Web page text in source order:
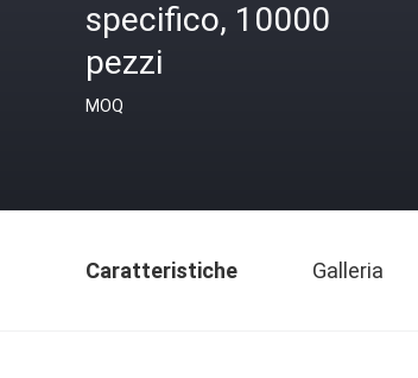
specifico, 10000
pezzi
MOQ
Caratteristiche Galleria